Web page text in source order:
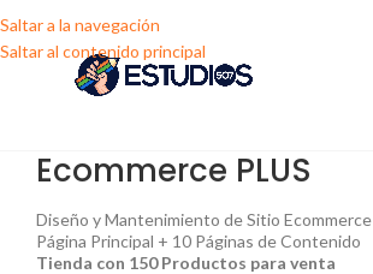
Saltar a la navegación
Saltar al contenido principal
Ecommerce PLUS
Diseño y Mantenimiento de Sitio Ecommerce
Página Principal + 10 Páginas de Contenido
Tienda con 150 Productos para venta